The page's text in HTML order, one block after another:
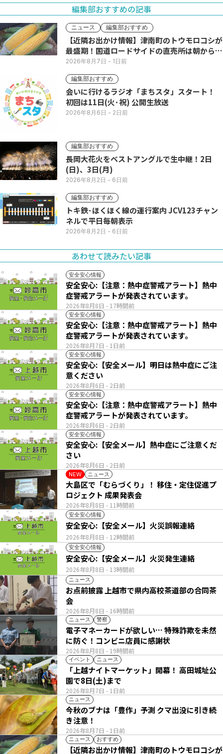
編集部おすすめの記事
ニュース 編集部おすすめ
【近隣お出かけ情報】津南町のトウモロコシが
最盛期！国道ロードサイドの直売所は朝から長
い列
2026年8月7日 - 1日前
編集部おすすめ
会いに行けるラジオ「まちスタ」スタート！
初回は11日(火･祝) 公開生放送
2026年8月6日 - 2日前
編集部おすすめ
長岡大花火をベストアングルで生中継！2日
(日)、3日(月)
2026年8月2日 - 6日前
編集部おすすめ
トキ鉄･ほくほく線の運行案内 JCV123チャン
ネルで平日毎朝表示
2026年8月2日 - 6日前
あわせて読みたい記事
安全安心情報
2026年8月8日 - 17時間前
安全安心:【注意：熱中症警戒アラート】熱中
症警戒アラートが発表されています。
安全安心情報
2026年8月7日 - 1日前
安全安心:【注意：熱中症警戒アラート】熱中
症警戒アラートが発表されています。
安全安心情報
2026年8月6日 - 2日前
安全安心:【安全メール】明日は熱中症にご注
意ください
安全安心情報
2026年8月6日 - 2日前
安全安心:【注意：熱中症警戒アラート】熱中
症警戒アラートが発表されています。
安全安心情報
2026年8月6日 - 2日前
安全安心:【安全メール】熱中症にご注意くだ
さい
NEW ニュース
2026年8月8日 - 11時間前
大島区で「むらづくり」！ 移住・定住促進プ
ロジェクト 成果発表会
安全安心情報
2026年8月8日 - 12時間前
安全安心:【安全メール】火災誤報連絡
安全安心情報
2026年8月8日 - 13時間前
安全安心:【安全メール】火災発生連絡
ニュース
2026年8月8日 - 16時間前
お点前披露 上越市で県内高校茶道部の合同茶
会
ニュース 警察
2026年8月8日 - 19時間前
電子マネーカードが欲しい… 特殊詐欺を未然
に防ぐ！コンビニ店員に感謝状
イベント ニュース
2026年8月7日 - 1日前
「上越ナイトマーケット」開幕！ 高田城址公
園で8日(土)まで
ニュース
2026年8月7日 - 1日前
今秋のブナは「豊作」予測 クマ出没に引き続
き注意！
ニュース おすすめ
【近隣お出かけ情報】津南町のトウモロコシが